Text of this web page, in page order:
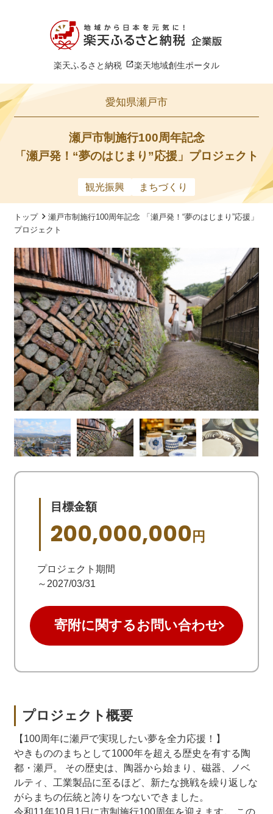
楽天ふるさと納税 楽天地域創生ポータル
愛知県瀬戸市
瀬戸市制施行100周年記念
「瀬戸発！“夢のはじまり”応援」プロジェクト
観光振興 まちづくり
トップ
瀬戸市制施行100周年記念 「瀬戸発！“夢のはじまり”応援」
プロジェクト
目標金額
200,000,000 円
プロジェクト期間
～2027/03/31
寄附に関するお問い合わせ
プロジェクト概要
【100周年に瀬戸で実現したい夢を全力応援！】
やきもののまちとして1000年を超える歴史を有する陶
都・瀬戸。 その歴史は、陶器から始まり、磁器、ノベ
ルティ、工業製品に至るほど、新たな挑戦を繰り返しな
がらまちの伝統と誇りをつないできました。